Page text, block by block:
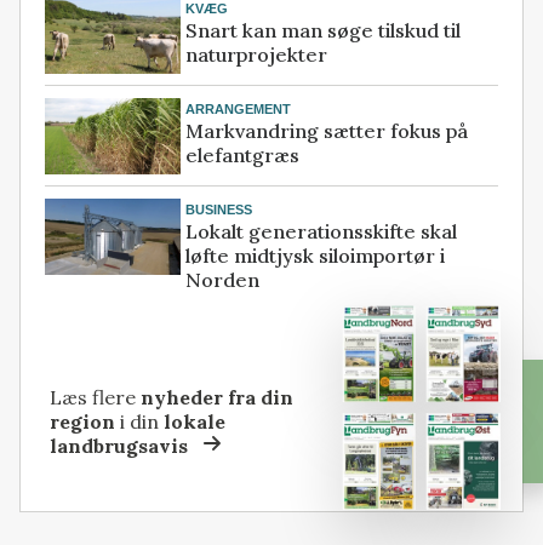
KVÆG
Snart kan man søge tilskud til
naturprojekter
ARRANGEMENT
Markvandring sætter fokus på
elefantgræs
BUSINESS
Lokalt generationsskifte skal
løfte midtjysk siloimportør i
Norden
Læs flere nyheder fra din
region i dinlokale
landbrugsavis